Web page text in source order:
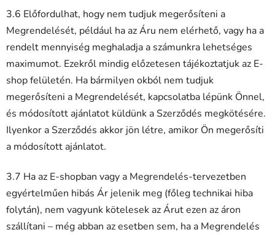
3.6 Előfordulhat, hogy nem tudjuk megerősíteni a
Megrendelését, például ha az Áru nem elérhető, vagy ha a
rendelt mennyiség meghaladja a számunkra lehetséges
maximumot. Ezekről mindig előzetesen tájékoztatjuk az E-
shop felületén. Ha bármilyen okból nem tudjuk
megerősíteni a Megrendelését, kapcsolatba lépünk Önnel,
és módosított ajánlatot küldünk a Szerződés megkötésére.
Ilyenkor a Szerződés akkor jön létre, amikor Ön megerősíti
a módosított ajánlatot.
3.7 Ha az E-shopban vagy a Megrendelés-tervezetben
egyértelműen hibás Ár jelenik meg (főleg technikai hiba
folytán), nem vagyunk kötelesek az Árut ezen az áron
szállítani – még abban az esetben sem, ha a Megrendelés